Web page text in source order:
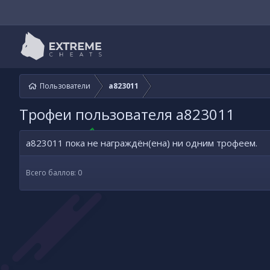
Пользователи a823011
Трофеи пользователя a823011
a823011 пока не награждён(ена) ни одним трофеем.
Всего баллов: 0